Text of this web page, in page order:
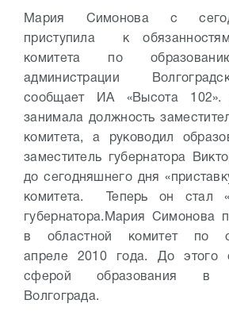
Мария Симонова с
приступила к
комитета по
администрации
сообщает ИА «Высота
занимала должность
комитета, а руководил
заместитель губернатора
до сегодняшнего дня
комитета. Теперь он стал
губернатора. Мария Симонова
в областной комитет по
апреле 2010 года. До этого
сферой образования в
Волгограда.